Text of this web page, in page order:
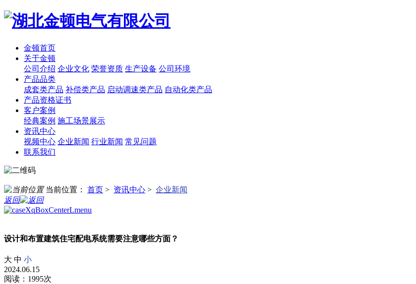
金顿首页
关于金顿
公司介绍 企业文化 荣誉资质 生产设备 公司环境
产品品类
成套类产品 补偿类产品 启动调速类产品 自动化类产品
产品资格证书
客户案例
经典案例 施工场景展示
资讯中心
视频中心 企业新闻 行业新闻 常见问题
联系我们
当前位置： 首页 > 资讯中心 > 企业新闻
返回
设计和布置建筑住宅配电系统需要注意哪些方面？
大 中 小
2024.06.15
阅读：1995次